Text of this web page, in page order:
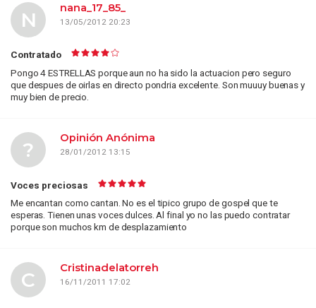
nana_17_85_
13/05/2012 20:23
N
Contratado
Pongo 4 ESTRELLAS porque aun no ha sido la actuacion pero seguro
que despues de oirlas en directo pondria excelente. Son muuuy buenas y
muy bien de precio.
Opinión Anónima
28/01/2012 13:15
?
Voces preciosas
Me encantan como cantan. No es el tipico grupo de gospel que te
esperas. Tienen unas voces dulces. Al final yo no las puedo contratar
porque son muchos km de desplazamiento
Cristinadelatorreh
16/11/2011 17:02
C